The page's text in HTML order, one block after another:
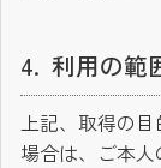
利用の範
上記、取得の
場合は、ご本人